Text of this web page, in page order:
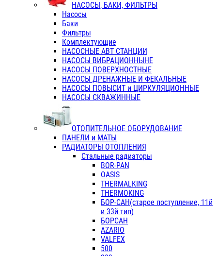
НАСОСЫ, БАКИ, ФИЛЬТРЫ
Насосы
Баки
Фильтры
Комплектующие
НАСОСНЫЕ АВТ СТАНЦИИ
НАСОСЫ ВИБРАЦИОННЫНЕ
НАСОСЫ ПОВЕРХНОСТНЫЕ
НАСОСЫ ДРЕНАЖНЫЕ И ФЕКАЛЬНЫЕ
НАСОСЫ ПОВЫСИТ и ЦИРКУЛЯЦИОННЫЕ
НАСОСЫ СКВАЖИННЫЕ
ОТОПИТЕЛЬНОЕ ОБОРУДОВАНИЕ
ПАНЕЛИ и МАТЫ
РАДИАТОРЫ ОТОПЛЕНИЯ
Стальные радиаторы
BOR-PAN
OASIS
THERMALKING
THERMOKING
БОР-САН(старое поступление, 11й
и 33й тип)
БОРСАН
AZARIO
VALFEX
500